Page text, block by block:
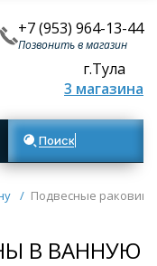
+7 (953) 964-13-44
Позвонить в магазин
г.Тула
3 магазина
Поиск товаров
/ Подвесные
В ВАННУЮ